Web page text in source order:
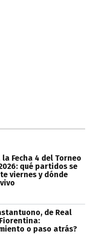
la Fecha 4 del Torneo
qué partidos se
viernes y dónde
de Real
o paso atrás?